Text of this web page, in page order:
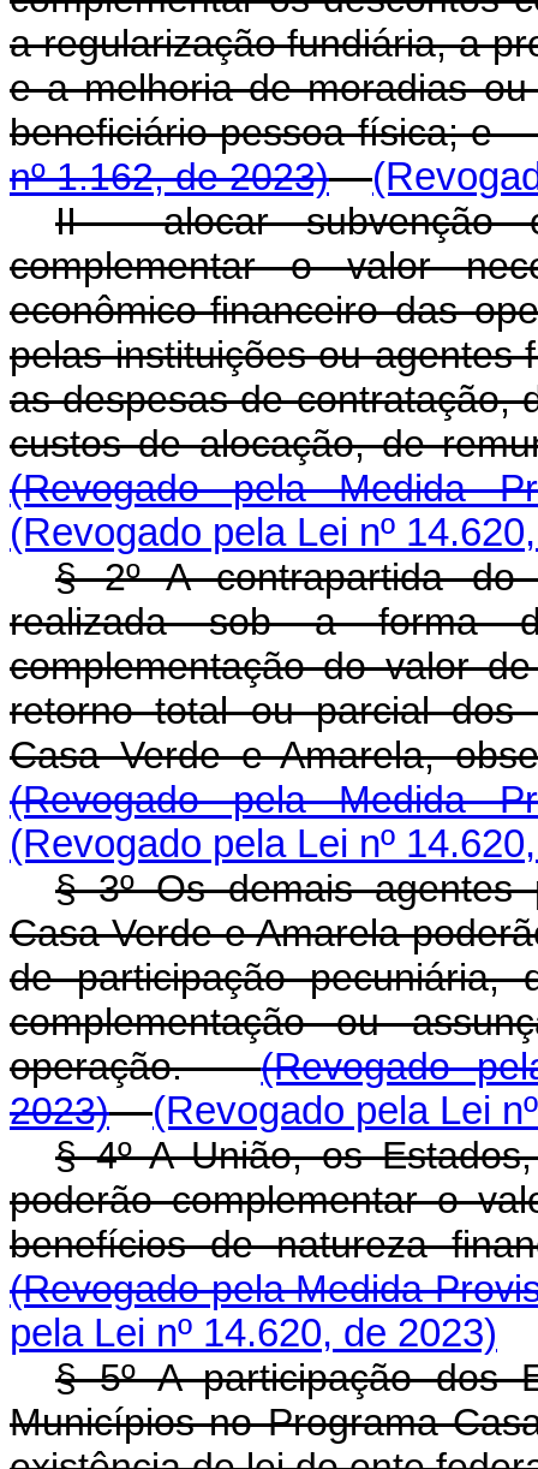
a regularização fundiária, a
e a melhoria de moradias
beneficiário pessoa
nº 1.162, de 2023)
II - alocar subvenção
complementar o valor
econômico-financeiro das
pelas instituições ou agentes
as despesas de contratação,
custos de alocação, de
(Revogado pela Medida
(Revogado pela Lei nº
§ 2º A contrapartida do
realizada sob a forma
complementação do valor
retorno total ou parcial dos
Casa Verde e Amarela,
(Revogado pela Medida
(Revogado pela Lei nº
§ 3º Os demais agentes
Casa Verde e Amarela
de participação
complementação ou
operação.(Revogado
2023)
(Revogado pela Lei
§ 4º A União, os
poderão complementar o
benefícios de natureza
(Revogado pela Medida
pela Lei nº 14.620, de 2023)
§ 5º A participação dos
Municípios no Programa